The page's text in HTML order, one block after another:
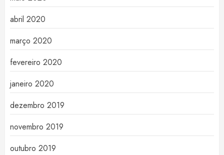
abril 2020
março 2020
fevereiro 2020
janeiro 2020
dezembro 2019
novembro 2019
outubro 2019